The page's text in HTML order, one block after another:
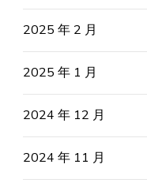
2025 年 2 月
2025 年 1 月
2024 年 12 月
2024 年 11 月